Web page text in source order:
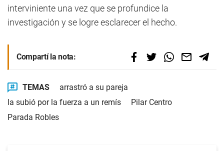
interviniente una vez que se profundice la
investigación y se logre esclarecer el hecho.
Compartí la nota:
TEMAS
arrastró a su pareja
la subió por la fuerza a un remís
Pilar Centro
Parada Robles